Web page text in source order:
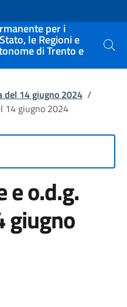
per i
le Regioni e
di Trento e Cerca
del 14 giugno 2024 /
14 giugno 2024
e o.d.g.
giugno